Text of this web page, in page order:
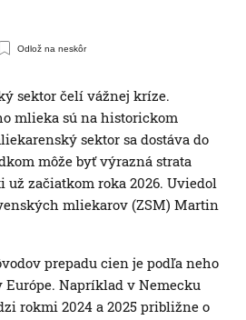
Odlož na neskôr
sektor čelí vážnej kríze.
mlieka sú na historickom
sektor sa dostáva do
môže byť výrazná strata
začiatkom roka 2026. Uviedol
mliekarov (ZSM) Martin
prepadu cien je podľa neho
Napríklad v Nemecku
rokmi 2024 a 2025 približne o